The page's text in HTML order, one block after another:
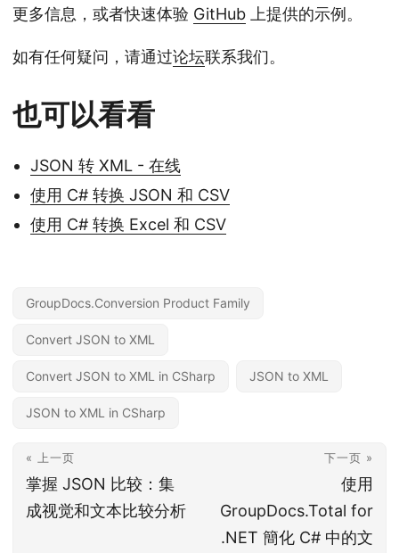
更多信息，或者快速体验 GitHub 上提供的示例。
如有任何疑问，请通过论坛联系我们。
也可以看看
JSON 转 XML - 在线
使用 C# 转换 JSON 和 CSV
使用 C# 转换 Excel 和 CSV
GroupDocs.Conversion Product Family
Convert JSON to XML
Convert JSON to XML in CSharp JSON to XML
JSON to XML in CSharp
« 上一页
掌握 JSON 比较：集
成视觉和文本比较分析
下一页 »
使用
GroupDocs.Total for
.NET 簡化 C# 中的文